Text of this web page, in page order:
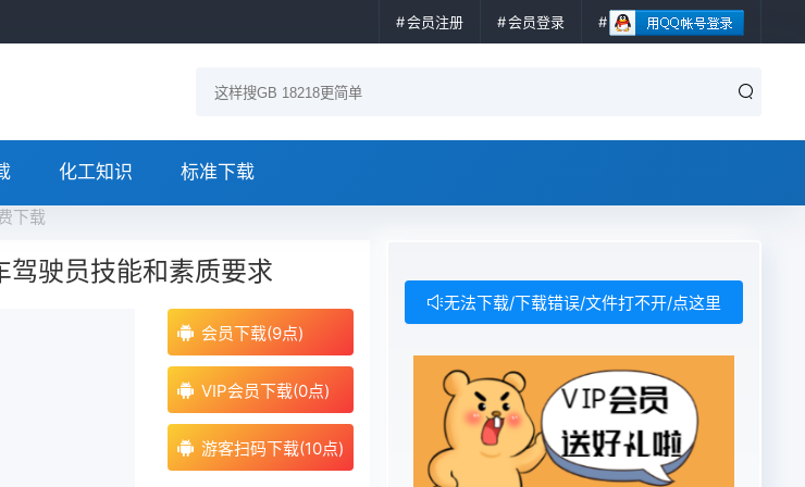
会员注册 会员登录
化工知识 标准下载
下载
驶员技能和素质要求
会员下载(9点)
VIP会员下载(0点)
游客扫码下载(10点)
无法下载/下载错误/文件打不开/点这里